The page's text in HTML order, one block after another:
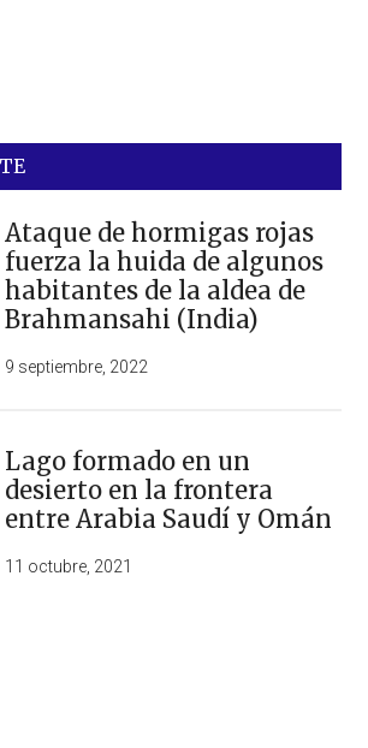
Ataque de hormigas rojas
fuerza la huida de algunos
habitantes de la aldea de
Brahmansahi (India)
9 septiembre, 2022
Lago formado en un
desierto en la frontera
entre Arabia Saudí y Omán
11 octubre, 2021